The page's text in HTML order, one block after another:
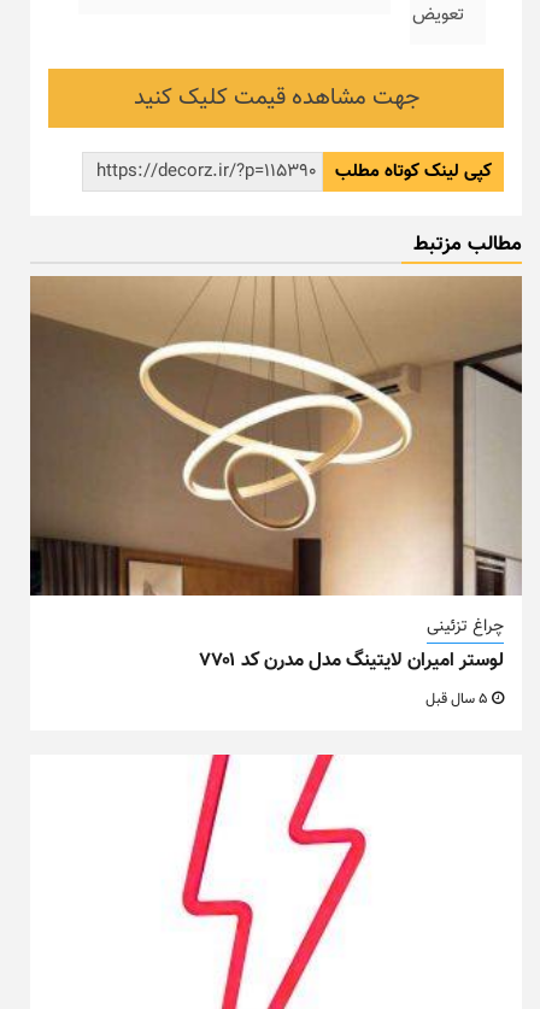
تعویض
جهت مشاهده قیمت کلیک کنید
کپی لینک کوتاه مطلب
مطالب مزتبط
چراغ تزئینی
لوستر امیران لایتینگ مدل مدرن کد ۷۷۰۱